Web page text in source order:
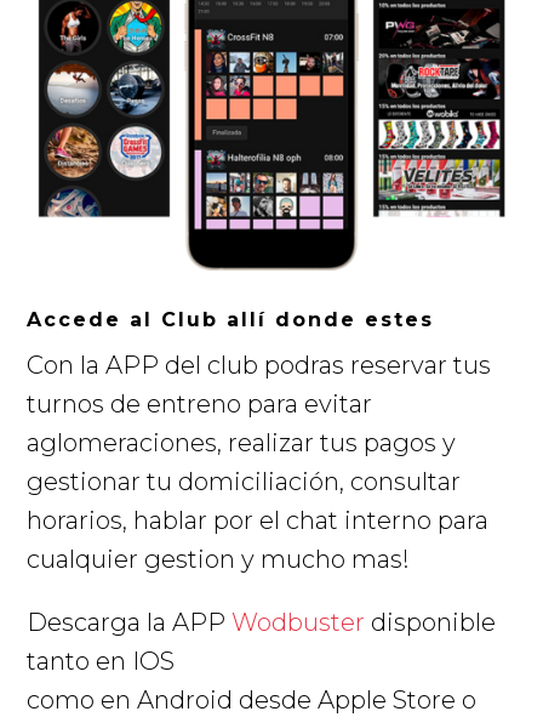
Accede al Club allí donde estes
Con la APP del club podras reservar tus
turnos de entreno para evitar
aglomeraciones, realizar tus pagos y
gestionar tu domiciliación, consultar
horarios, hablar por el chat interno para
cualquier gestion y mucho mas!
Descarga la APP Wodbuster disponible
tanto en IOS
como en Android desde Apple Store o